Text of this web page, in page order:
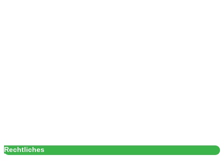
Rechtliches